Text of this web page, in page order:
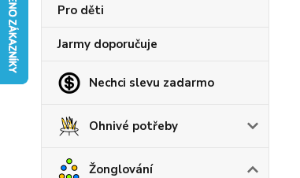
Pro děti
Jarmy doporučuje
Nechci slevu zadarmo
Ohnivé potřeby
Žonglování